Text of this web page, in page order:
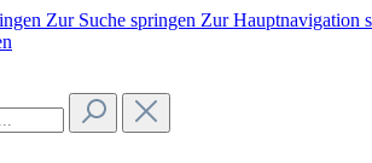
Zur Suche springen Zur Hauptnavigation